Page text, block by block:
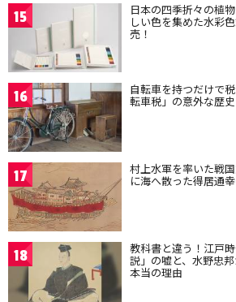
15 日本の四季折々の植
しい色を集めた水彩
売！
16 自転車を持つだけで
転車税」の意外な歴
17 村上水軍を率いた戦
に海へ散った得居通
18 教科書と違う！江戸
説」の嘘と、水野忠
本当の理由